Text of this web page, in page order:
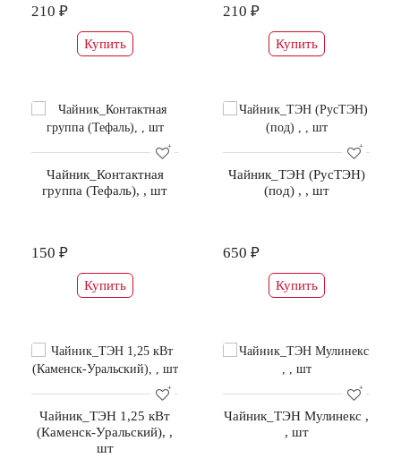
210 ₽
Купить
210 ₽
Купить
Чайник_Контактная
группа (Тефаль), , шт
150 ₽
Купить
Чайник_ТЭН (РусТЭН)
(под) , , шт
650 ₽
Купить
Чайник_ТЭН 1,25 кВт
(Каменск-Уральский), ,
шт
Чайник_ТЭН Мулинекс ,
, шт